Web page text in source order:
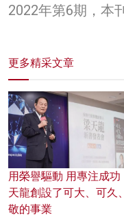
2022年第6期，本
更多精采文章
用榮譽驅動 用專注成功
天龍創設了可大、可久
敬的事業